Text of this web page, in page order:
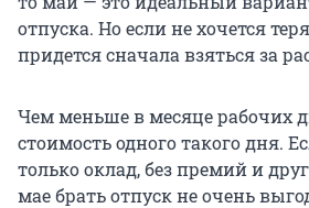
отпуска. Но если не хочется
придется сначала взяться за
Чем меньше в месяце рабочих
стоимость одного такого дня.
только оклад, без премий и
мае брать отпуск не очень